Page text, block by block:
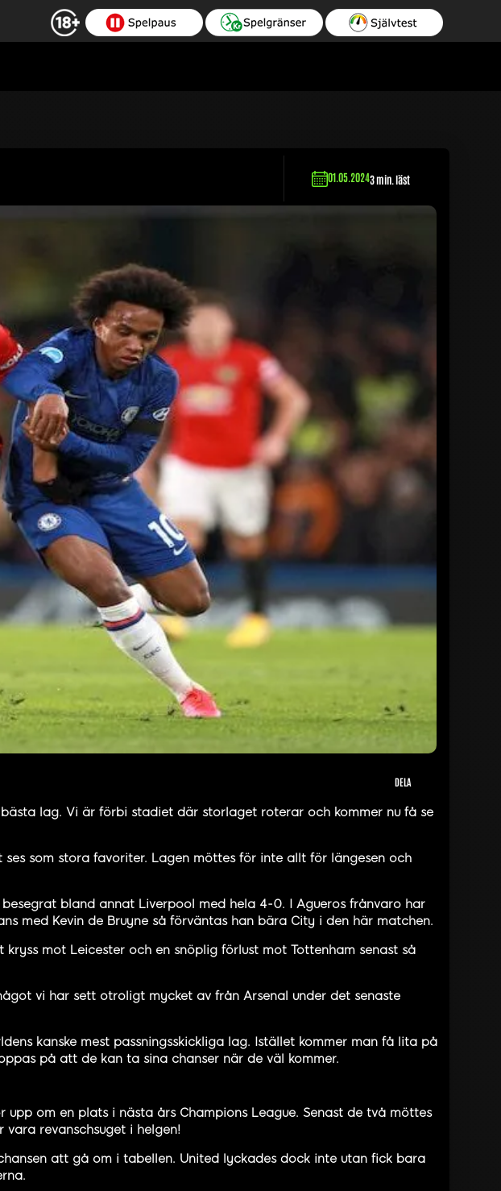
01.05.20243 min. läst
DELA
lag. Vi är förbi stadiet där storlaget roterar och kommer nu få se
som stora favoriter. Lagen möttes för inte allt för längesen och
bland annat Liverpool med hela 4-0. I Agueros frånvaro har
med Kevin de Bruyne så förväntas han bära City i den här matchen.
mot Leicester och en snöplig förlust mot Tottenham senast så
vi har sett otroligt mycket av från Arsenal under det senaste
kanske mest passningsskickliga lag. Istället kommer man få lita på
på att de kan ta sina chanser när de väl kommer.
om en plats i nästa års Champions League. Senast de två möttes
revanschsuget i helgen!
att gå om i tabellen. United lyckades dock inte utan fick bara